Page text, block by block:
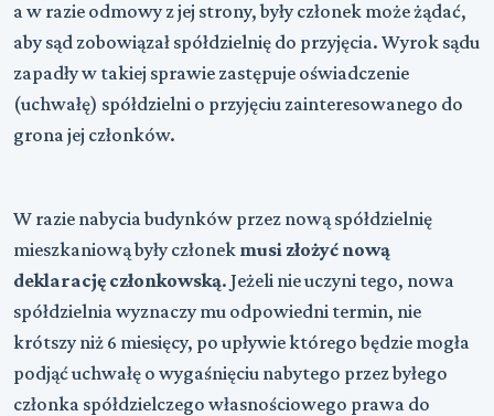
a w razie odmowy z jej strony, były członek może żądać,
aby sąd zobowiązał spółdzielnię do przyjęcia. Wyrok sądu
zapadły w takiej sprawie zastępuje oświadczenie
(uchwałę) spółdzielni o przyjęciu zainteresowanego do
grona jej członków.
W razie nabycia budynków przez nową spółdzielnię
mieszkaniową były członek musi złożyć nową
deklarację członkowską. Jeżeli nie uczyni tego, nowa
spółdzielnia wyznaczy mu odpowiedni termin, nie
krótszy niż 6 miesięcy, po upływie którego będzie mogła
podjąć uchwałę o wygaśnięciu nabytego przez byłego
członka spółdzielczego własnościowego prawa do